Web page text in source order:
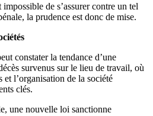
de s’assurer contre un tel
la prudence est donc de mise.
constater la tendance d’une
survenus sur le lieu de travail, où
et l’organisation de la société
clés.
une nouvelle loi sanctionne